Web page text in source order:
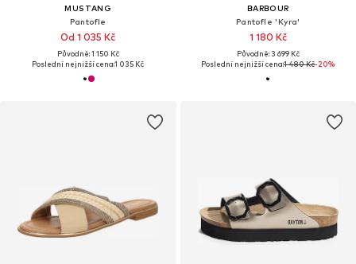
MUSTANG
Pantofle
Od 1 035 Kč
Původně: 1 150 Kč
Poslední nejnižší cena:1 035 Kč
BARBOUR
Pantofle 'Kyra'
1 180 Kč
Původně: 3 699 Kč
Poslední nejnižší cena:1 480 Kč-20%